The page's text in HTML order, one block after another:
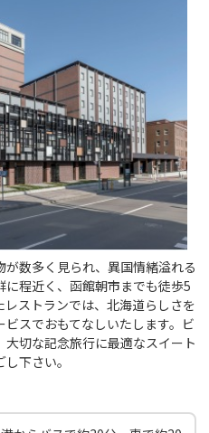
数多く見られ、異国情緒溢れる
程近く、函館朝市までも徒歩5
ストランでは、北海道らしさを
スでおもてなしいたします。ビ
切な記念旅行に最適なスイート
下さい。